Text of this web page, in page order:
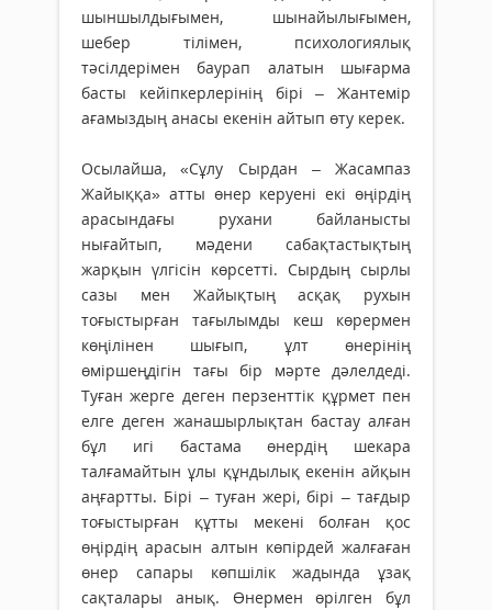
шыншылдығымен, шынайылығымен,
шебер тілімен, пси­хологиялық
тәсілдерімен баурап алатын шығарма
басты кейіпкерлерінің бірі – Жантемір
ағамыздың анасы екенін айтып өту керек.
Осылайша, «Сұлу Сырдан – Жасампаз
Жайыққа» атты өнер керуені екі өңірдің
арасындағы рухани байланыс­ты
нығайтып, мәдени сабақтастықтың
жарқын үлгісін көрсетті. Сырдың сырлы
сазы мен Жайықтың асқақ рухын
тоғыстырған тағылымды кеш көрермен
көңілінен шығып, ұлт өнерінің
өміршеңдігін тағы бір мәрте дәлелдеді.
Туған жерге деген перзенттік құрмет пен
елге деген жанашырлықтан бастау алған
бұл игі бас­тама өнердің шекара
талғамайтын ұлы құндылық екенін айқын
аңғартты. Бірі – туған жері, бірі – тағдыр
тоғыстырған құтты мекені болған қос
өңірдің арасын алтын көпірдей жалғаған
өнер сапары көпшілік жадында ұзақ
сақталары анық. Өнермен өрілген бұл